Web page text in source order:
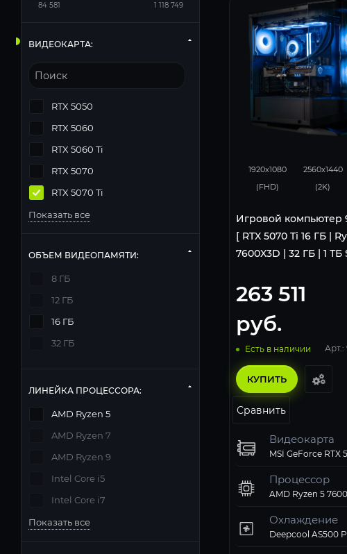
1920x1080
(FHD)
2560x1440
(2K)
Игровой компьютер
[ RTX 5070 Ti 16 ГБ |
7600X3D | 32 ГБ | 1 ТБ
263 511
руб.
Есть в наличии Арт.:
КУПИТЬ
Сравнить
Видеокарта
Процессор
AMD Ryzen 5
Охлаждение
84 581 1 118 749
ВИДЕОКАРТА:
RTX 5050
RTX 5060
RTX 5060 Ti
RTX 5070
RTX 5070 Ti
Показать все
ОБЪЕМ ВИДЕОПАМЯТИ:
8 ГБ
12 ГБ
16 ГБ
32 ГБ
ЛИНЕЙКА ПРОЦЕССОРА:
AMD Ryzen 5
AMD Ryzen 7
AMD Ryzen 9
Intel Core i5
Intel Core i7
Показать все